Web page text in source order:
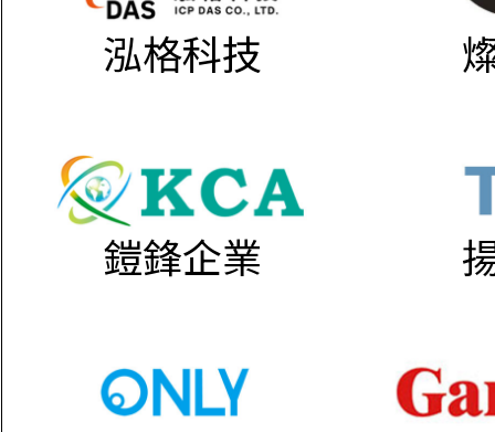
泓格科技
鎧鋒企業